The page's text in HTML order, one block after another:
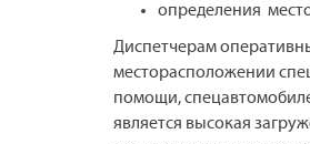
определения
Диспетчерам
месторасположении
помощи,
является высокая